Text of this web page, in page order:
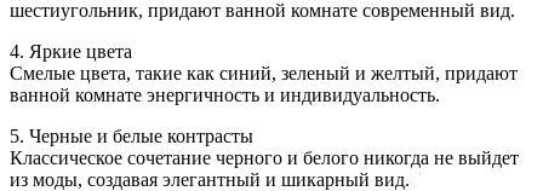
шестиугольник, придают ванной комнате современный вид.
4. Яркие цвета
Смелые цвета, такие как синий, зеленый и желтый, придают
ванной комнате энергичность и индивидуальность.
5. Черные и белые контрасты
Классическое сочетание черного и белого никогда не выйдет
из моды, создавая элегантный и шикарный вид.